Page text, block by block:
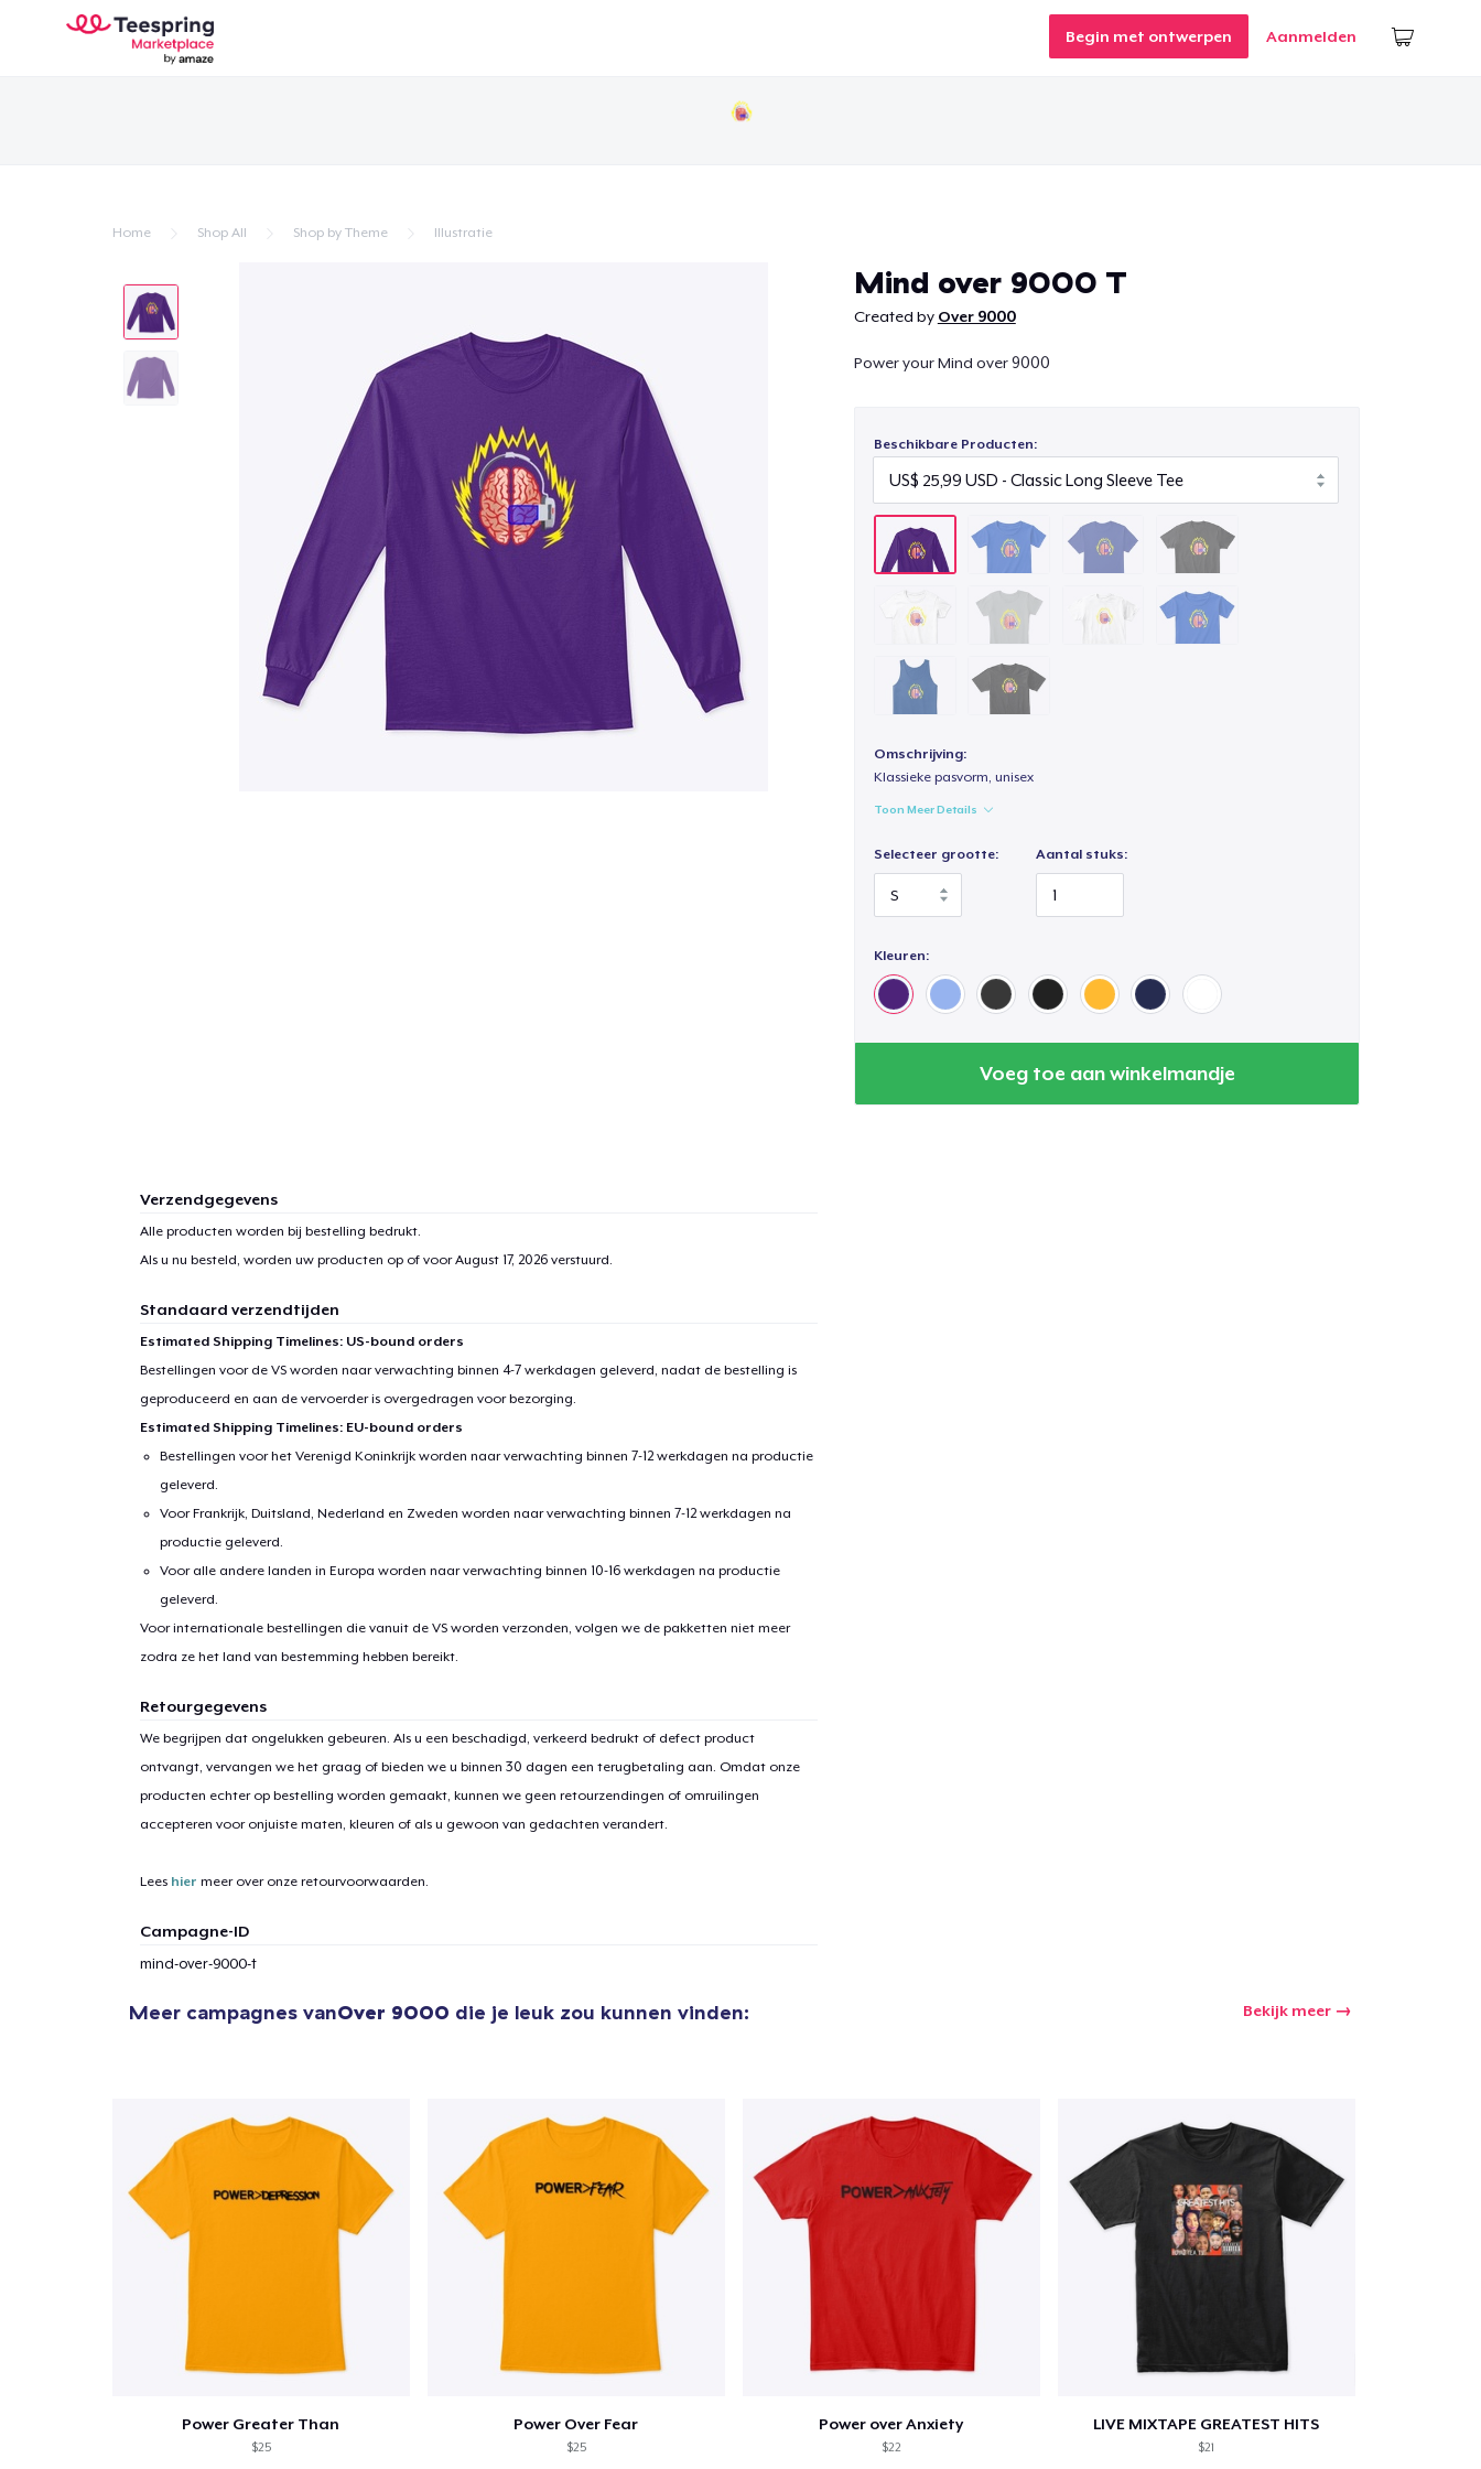
Begin met ontwerpen Aanmelden
Home Shop All Shop by Theme Illustratie
Mind over 9000 T
Created by Over 9000
Power your Mind over 9000
Beschikbare Producten:
Omschrijving:
Klassieke pasvorm, unisex
Toon Meer Details
Selecteer grootte: Aantal stuks:
Kleuren:
Voeg toe aan winkelmandje
Verzendgegevens
Alle producten worden bij bestelling bedrukt.
Als u nu besteld, worden uw producten op of voorAugust 17, 2026verstuurd.
Standaard verzendtijden
Estimated Shipping Timelines: US-bound orders
Bestellingen voor de VS worden naar verwachting binnen 4-7 werkdagen geleverd, nadat de bestelling is
geproduceerd en aan de vervoerder is overgedragen voor bezorging.
Estimated Shipping Timelines: EU-bound orders
Bestellingen voor het Verenigd Koninkrijk worden naar verwachting binnen 7-12 werkdagen na productie
geleverd.
Voor Frankrijk, Duitsland, Nederland en Zweden worden naar verwachting binnen 7-12 werkdagen na
productie geleverd.
Voor alle andere landen in Europa worden naar verwachting binnen 10-16 werkdagen na productie
geleverd.
Voor internationale bestellingen die vanuit de VS worden verzonden, volgen we de pakketten niet meer
zodra ze het land van bestemming hebben bereikt.
Retourgegevens
We begrijpen dat ongelukken gebeuren. Als u een beschadigd, verkeerd bedrukt of defect product
ontvangt, vervangen we het graag of bieden we u binnen 30 dagen een terugbetaling aan. Omdat onze
producten echter op bestelling worden gemaakt, kunnen we geen retourzendingen of omruilingen
accepteren voor onjuiste maten, kleuren of als u gewoon van gedachten verandert.
Lees hier meer over onze retourvoorwaarden.
Campagne-ID
mind-over-9000-t
Meer campagnes vanOver 9000 die je leuk zou kunnen vinden: Bekijk meer
Power Greater Than
$25
Power Over Fear
$25
Power over Anxiety
$22
LIVE MIXTAPE GREATEST HITS
$21
item aan winkelwagen toegevoegd
Classic Long Sleeve Tee